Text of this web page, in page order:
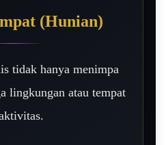
(Hunian)
tidak hanya menimpa
lingkungan atau tempat